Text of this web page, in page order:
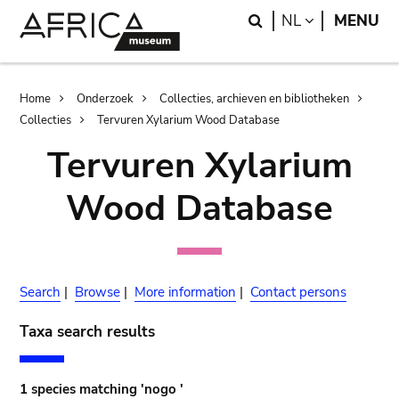
Search
NL LANGUAGE
MENU
Breadcrumb
Home Onderzoek
Collecties, archieven en bibliotheken
Collecties
Tervuren Xylarium Wood Database
Tervuren Xylarium
Wood Database
Search | Browse | More information | Contact persons
Taxa search results
1 species matching 'nogo '